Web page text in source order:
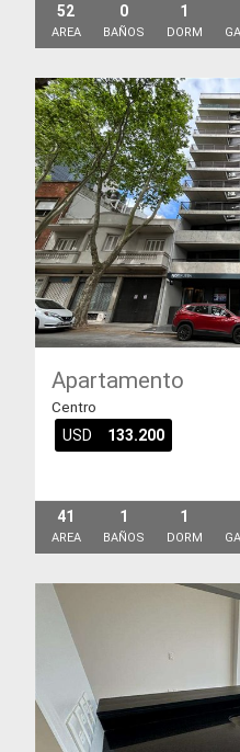
52
AREA
0
BAÑOS
1
DORM
Apartamento
Centro
USD 133.200
41
AREA
1
BAÑOS
1
DORM